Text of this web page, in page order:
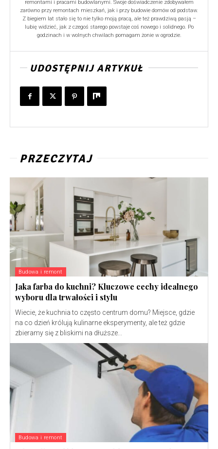
remontami i pracami budowlanymi. Swoje doświadczenie zdobywałem
zarówno przy remontach mieszkań, jak i przy budowie domów od podstaw.
Z biegiem lat stało się to nie tylko moją pracą, ale też prawdziwą pasją –
lubię widzieć, jak z czegoś starego powstaje coś nowego i solidnego. Po
godzinach i w wolnych chwilach pomagam żonie w ogrodzie.
UDOSTĘPNIJ ARTYKUŁ
PRZECZYTAJ
Budowa i remont
Jaka farba do kuchni? Kluczowe cechy idealnego
wyboru dla trwałości i stylu
Wiecie, że kuchnia to często centrum domu? Miejsce, gdzie
na co dzień królują kulinarne eksperymenty, ale też gdzie
zbieramy się z bliskimi na dłuższe...
Budowa i remont